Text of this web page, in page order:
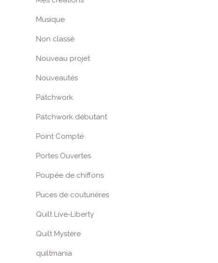
Musique
Non classé
Nouveau projet
Nouveautés
Patchwork
Patchwork débutant
Point Compté
Portes Ouvertes
Poupée de chiffons
Puces de couturières
Quilt Live-Liberty
Quilt Mystère
quiltmania